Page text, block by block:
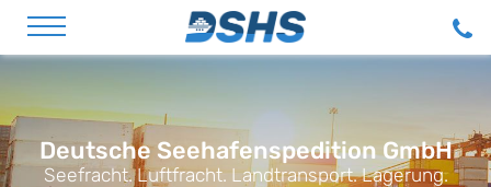
Deutsche Seehafenspedition GmbH
Seefracht. Luftfracht. Landtransport. Lagerung.